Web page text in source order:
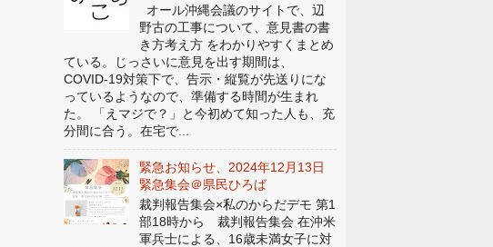
オール沖縄会議のサイトで、辺
野古の工事について、意見書の書
き方考え方 をわかりやすくまとめ
ている。じっさいに意見を出す期間は、
COVID-19対策下で、告示・縦覧が先送りにな
っているようなので、準備する時間が生まれ
た。 「えマジで？」と今初めて知った人も、充
分間に合う。在宅で...
緊急お知らせ、2024年12月13日
緊急集会＠県民ひろば
裁判報告集会×私のからだデモ 第1
部18時から 裁判報告集会 在沖米
軍兵士による、16歳未満女子に対